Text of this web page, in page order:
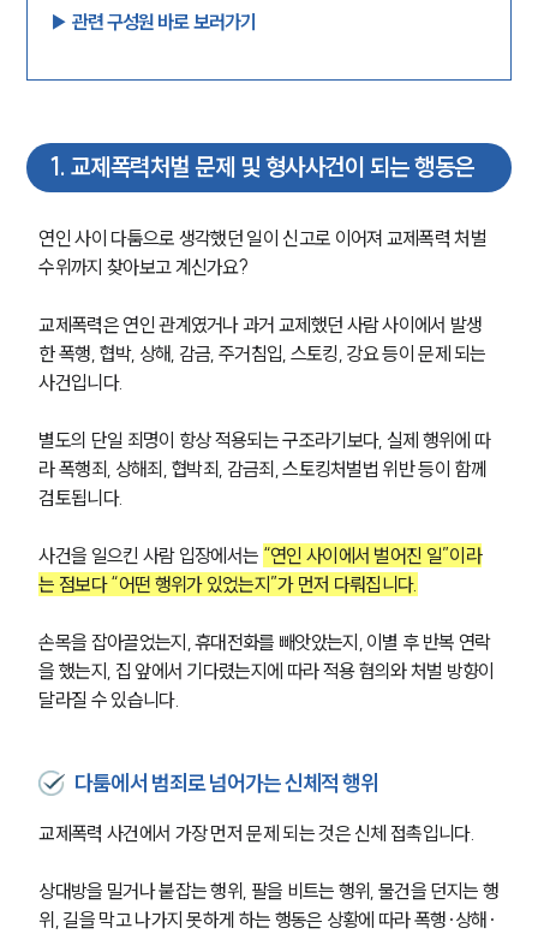
▶︎ 관련 구성원 바로 보러가기
1 . 교제폭력처벌 문제 및 형사사건이 되는 행동은
연인 사이 다툼으로 생각했던 일이 신고로 이어져 교제폭력 처벌
수위까지 찾아보고 계신가요?
교제폭력은 연인 관계였거나 과거 교제했던 사람 사이에서 발생
한 폭행, 협박, 상해, 감금, 주거침입, 스토킹, 강요 등이 문제 되는
사건입니다.
별도의 단일 죄명이 항상 적용되는 구조라기보다, 실제 행위에 따
라 폭행죄, 상해죄, 협박죄, 감금죄, 스토킹처벌법 위반 등이 함께
검토됩니다.
사건을 일으킨 사람 입장에서는 “연인 사이에서 벌어진 일”이라
는 점보다 “어떤 행위가 있었는지”가 먼저 다뤄집니다.
손목을 잡아끌었는지, 휴대전화를 빼앗았는지, 이별 후 반복 연락
을 했는지, 집 앞에서 기다렸는지에 따라 적용 혐의와 처벌 방향이
달라질 수 있습니다.
다툼에서 범죄로 넘어가는 신체적 행위
교제폭력 사건에서 가장 먼저 문제 되는 것은 신체 접촉입니다.
상대방을 밀거나 붙잡는 행위, 팔을 비트는 행위, 물건을 던지는 행
위, 길을 막고 나가지 못하게 하는 행동은 상황에 따라 폭행·상해·